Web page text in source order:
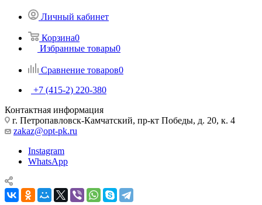
Личный кабинет
Корзина0
Избранные товары0
Сравнение товаров0
+7 (415-2) 220-380
Контактная информация
г. Петропавловск-Камчатский, пр-кт Победы, д. 20, к. 4
zakaz@opt-pk.ru
Instagram
WhatsApp